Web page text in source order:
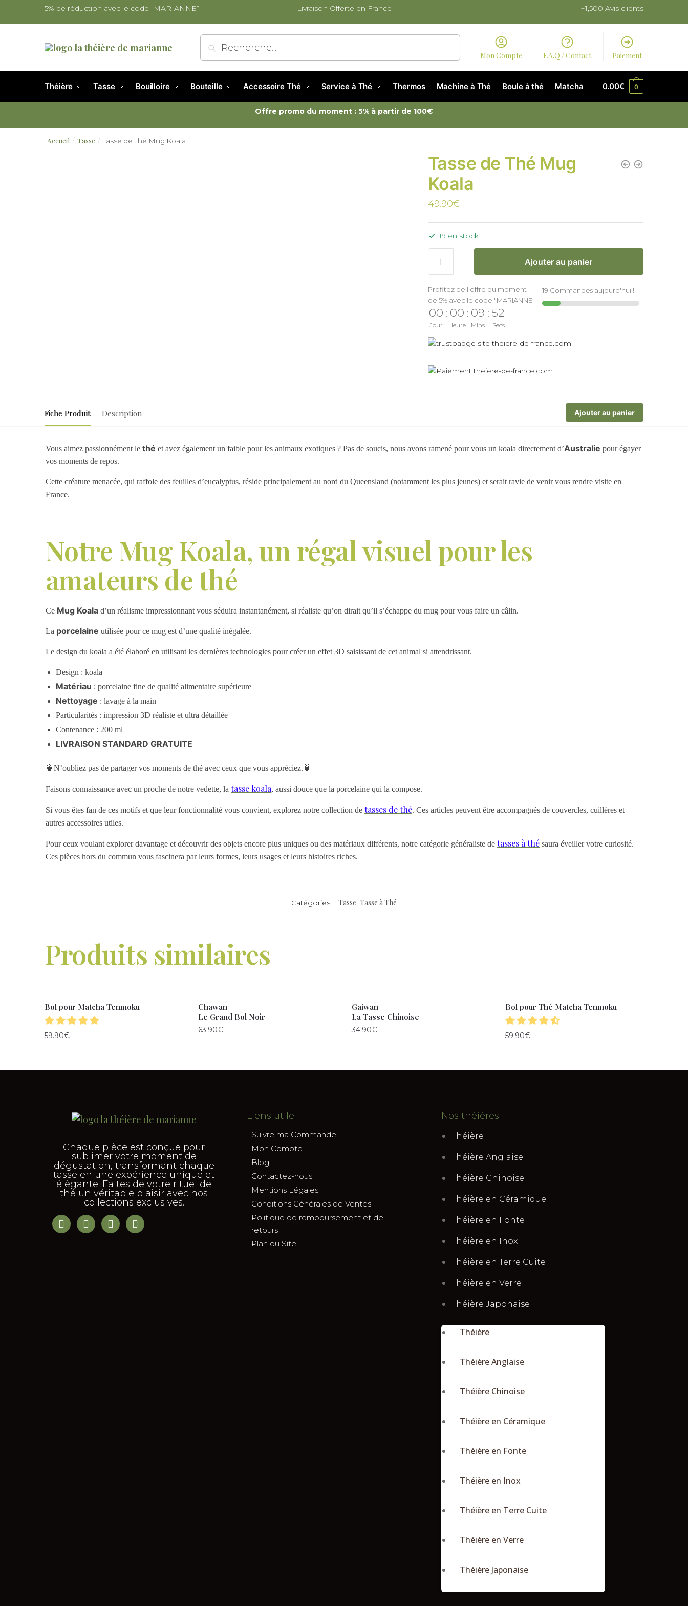
5% de réduction avec le code “MARIANNE” Livraison Offerte en France +1,500 Avis clients
Recherche
Mon Compte F.A.Q / Contact Paiement
Théière Tasse Bouilloire Bouteille Accessoire Thé Service à Thé Thermos Machine à Thé Boule à thé Matcha 0.00€ 0
Offre promo du moment : 5% à partir de 100€
Accueil / Tasse / Tasse de Thé Mug Koala
Tasse de Thé Mug
Koala
49.90€
19 en stock
Ajouter au panier
Profitez de l'offre du moment
de 5% avec le code "MARIANNE"
00
Jour
: 00
Heure
: 09
Mins
: 51
Secs
19 Commandes aujourd'hui !
Fiche Produit Description Ajouter au panier
Vous aimez passionnément le thé et avez également un faible pour les animaux exotiques ? Pas de soucis, nous avons ramené pour vous un koala directement d’Australie pour égayer
vos moments de repos.
Cette créature menacée, qui raffole des feuilles d’eucalyptus, réside principalement au nord du Queensland (notamment les plus jeunes) et serait ravie de venir vous rendre visite en
France.
Notre Mug Koala, un régal visuel pour les
amateurs de thé
Ce Mug Koalad’un réalisme impressionnant vous séduira instantanément, si réaliste qu’on dirait qu’il s’échappe du mug pour vous faire un câlin.
La porcelaine utilisée pour ce mug est d’une qualité inégalée.
Le design du koala a été élaboré en utilisant les dernières technologies pour créer un effet 3D saisissant de cet animal si attendrissant.
Design : koala
Matériau : porcelaine fine de qualité alimentaire supérieure
Nettoyage : lavage à la main
Particularités : impression 3D réaliste et ultra détaillée
Contenance : 200 ml
LIVRAISON STANDARD GRATUITE
🍵N’oubliez pas de partager vos moments de thé avec ceux que vous appréciez.🍵
Faisons connaissance avec un proche de notre vedette, la tasse koala, aussi douce que la porcelaine qui la compose.
Si vous êtes fan de ces motifs et que leur fonctionnalité vous convient, explorez notre collection de tasses de thé. Ces articles peuvent être accompagnés de couvercles, cuillères et
autres accessoires utiles.
Pour ceux voulant explorer davantage et découvrir des objets encore plus uniques ou des matériaux différents, notre catégorie généraliste de tasses à thésaura éveiller votre curiosité.
Ces pièces hors du commun vous fascinera par leurs formes, leurs usages et leurs histoires riches.
Catégories : Tasse, Tasse à Thé
Produits similaires
Bol pour Matcha Tenmoku
59.90€
Chawan
Le Grand Bol Noir
63.90€
Gaiwan
La Tasse Chinoise
34.90€
Bol pour Thé Matcha Tenmoku
59.90€
Chaque pièce est conçue pour
sublimer votre moment de
dégustation, transformant chaque
tasse en une expérience unique et
élégante. Faites de votre rituel de
thé un véritable plaisir avec nos
collections exclusives.
Liens utile
Suivre ma Commande
Mon Compte
Blog
Contactez-nous
Mentions Légales
Conditions Générales de Ventes
Politique de remboursement et de
retours
Plan du Site
Nos théières
Théière
Théière Anglaise
Théière Chinoise
Théière en Céramique
Théière en Fonte
Théière en Inox
Théière en Terre Cuite
Théière en Verre
Théière Japonaise
Théière
Théière Anglaise
Théière Chinoise
Théière en Céramique
Théière en Fonte
Théière en Inox
Théière en Terre Cuite
Théière en Verre
Théière Japonaise